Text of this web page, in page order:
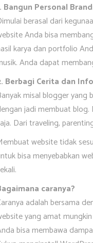
Bangun Personal
berasal dari
Anda bisa
karya dan portfolio
Anda dapat
Berbagi Cerita dan
misal blogger yang
jadi membuat
Dari traveling,
website tidak
bisa menyebabkan
caranya?
adalah bersama
yang amat
bisa membawa